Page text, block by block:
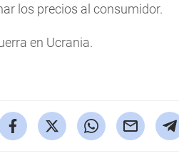
los precios al consumidor.
en Ucrania.